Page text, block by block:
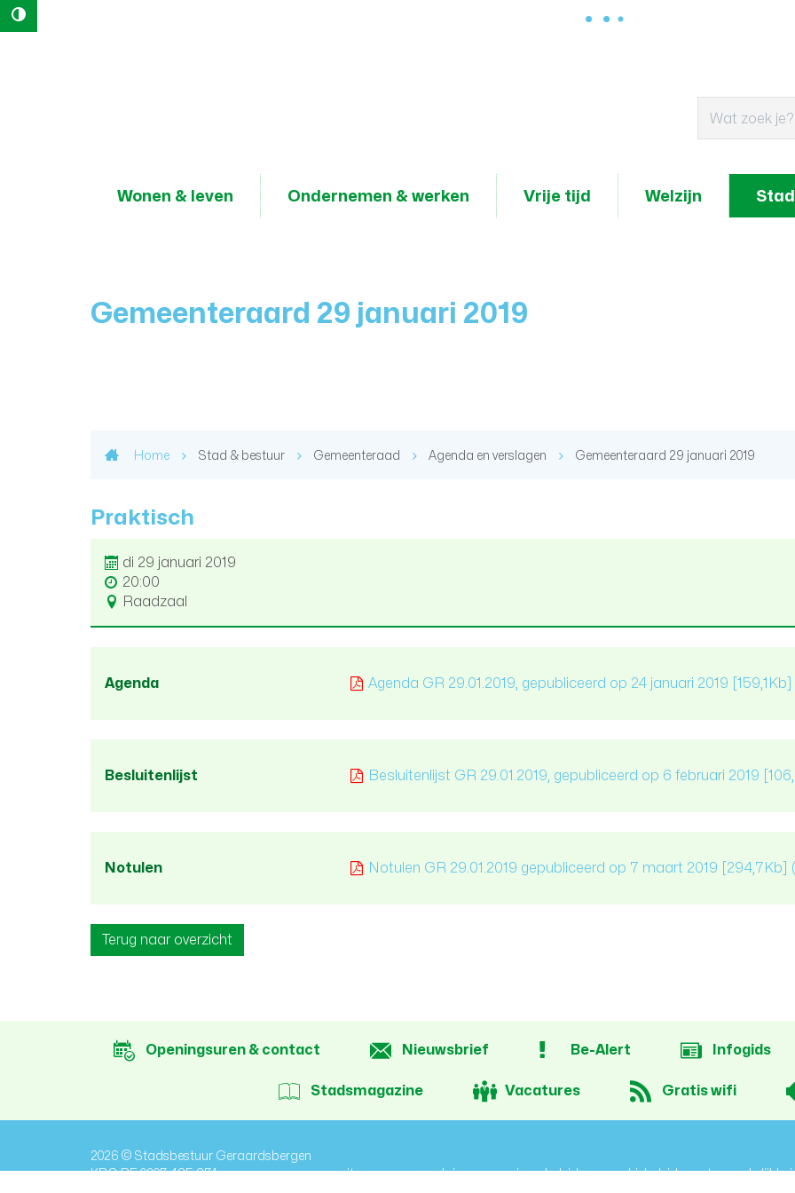
Hoog contrast
Wonen & leven Ondernemen & werken Vrije tijd Welzijn
Gemeenteraard 29 januari 2019
Home Stad & bestuur Gemeenteraad Agenda en verslagen Gemeenteraard 29 januari 2019
Praktisch
di 29 januari 2019
20:00
Raadzaal
Agenda Agenda GR 29.01.2019, gepubliceerd op 24 januari 2019 [159,1Kb]
Besluitenlijst Besluitenlijst GR 29.01.2019, gepubliceerd op 6 februari 2019
Notulen Notulen GR 29.01.2019 gepubliceerd op 7 maart 2019 [294,7Kb]
Terug naar overzicht
Openingsuren & contact Nieuwsbrief Be-Alert Infogids
Stadsmagazine Vacatures Gratis wifi
2026 © Stadsbestuur Geraardsbergen
KBO BE 0207.485.374
sitemap proclaimer privacybeleid cookiebeleid